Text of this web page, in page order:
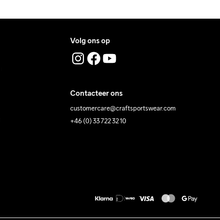
Volg ons op
Contacteer ons
customercare@craftsportswear.com
+46 (0) 33 722 32 10